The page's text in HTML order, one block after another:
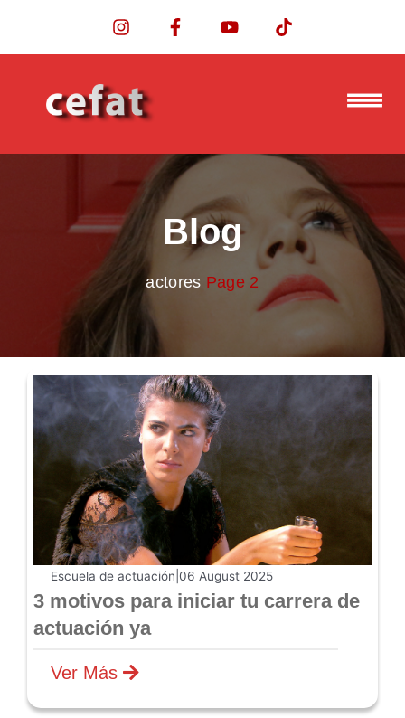
Blog
actores Page 2
Escuela de actuación 06 August 2025
3 motivos para iniciar tu carrera de
actuación ya
Ver Más